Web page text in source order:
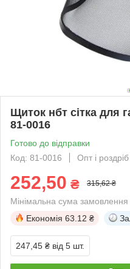
Щиток нбт сітка для
81-0016
Готово до відправки
Код: 81-0016
Опт і роздріб
252,50 ₴ 315,62 ₴
Мінімальна сума
Економія 63.12 ₴
247,45 ₴ від 5 шт.